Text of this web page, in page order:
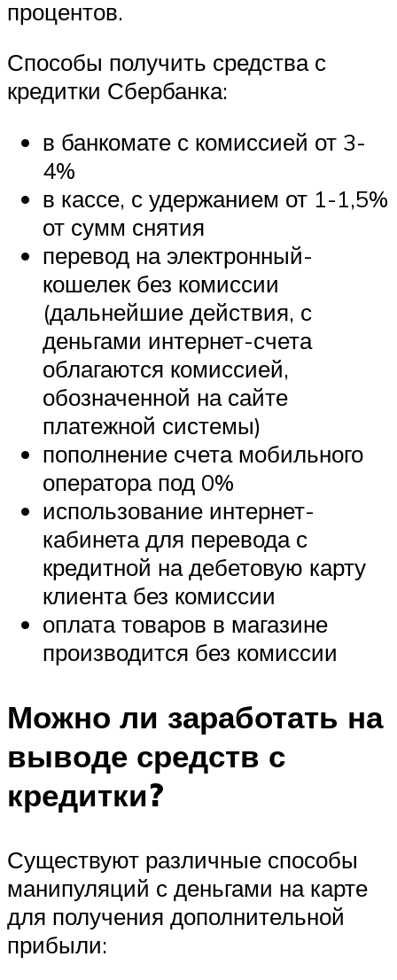
процентов.
Способы получить средства с
кредитки Сбербанка:
в банкомате с комиссией от 3-
4%
в кассе, с удержанием от 1-1,5%
от сумм снятия
перевод на электронный-
кошелек без комиссии
(дальнейшие действия, с
деньгами интернет-счета
облагаются комиссией,
обозначенной на сайте
платежной системы)
пополнение счета мобильного
оператора под 0%
использование интернет-
кабинета для перевода с
кредитной на дебетовую карту
клиента без комиссии
оплата товаров в магазине
производится без комиссии
Можно ли заработать на
выводе средств с
кредитки?
Существуют различные способы
манипуляций с деньгами на карте
для получения дополнительной
прибыли: